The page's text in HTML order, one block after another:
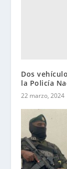
Dos
la Policía
22 marzo, 2024